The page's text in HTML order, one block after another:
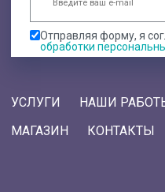
Отправляя форму, я
обработки
УСЛУГИ НАШИ
МАГАЗИН
КОНТАКТЫ